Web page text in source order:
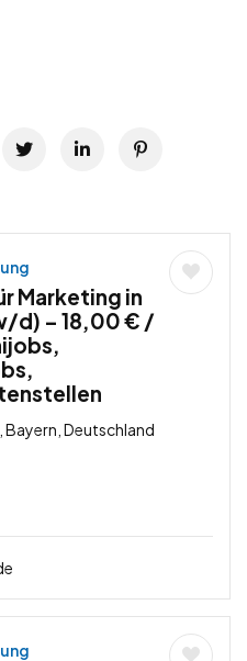
Marketing in
d) – 18,00 € /
Deutschland